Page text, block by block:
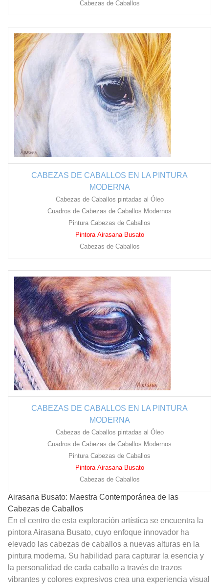
Cabezas de Caballos
CABEZAS DE CABALLOS EN LA PINTURA
MODERNA
Cabezas de Caballos pintadas al Óleo
Cuadros de Cabezas de Caballos Modernos
Pintura Cabezas de Caballos
Pintora Airasana Busato
Cabezas de Caballos
CABEZAS DE CABALLOS EN LA PINTURA
MODERNA
Cabezas de Caballos pintadas al Óleo
Cuadros de Cabezas de Caballos Modernos
Pintura Cabezas de Caballos
Pintora Airasana Busato
Cabezas de Caballos
Airasana Busato: Maestra Contemporánea de las
Cabezas de Caballos
En el centro de esta exploración artística se encuentra la
pintora Airasana Busato, cuyo enfoque innovador ha
elevado las cabezas de caballos a nuevas alturas en la
pintura moderna. Su habilidad para capturar la esencia y
la personalidad de cada caballo a través de trazos
vibrantes y colores expresivos crea una experiencia visual